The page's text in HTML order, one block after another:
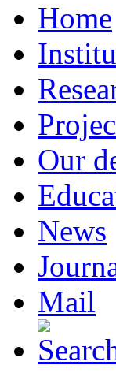
Home
Our
News
Mail